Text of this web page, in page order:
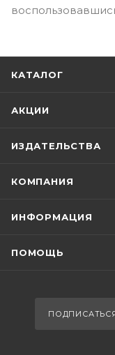
КАТАЛОГ
АКЦИИ
ИЗДАТЕЛЬСТВА
КОМПАНИЯ
ИНФОРМАЦИЯ
ПОМОЩЬ